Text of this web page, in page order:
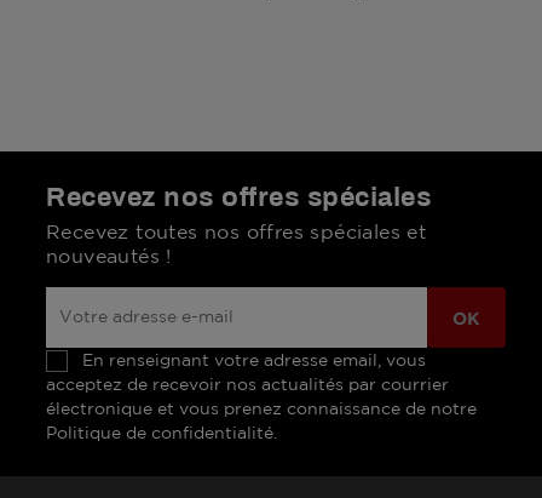
Recevez nos offres spéciales
Recevez toutes nos offres spéciales et
nouveautés !
En renseignant votre adresse email, vous
acceptez de recevoir nos actualités par courrier
électronique et vous prenez connaissance de notre
Politique de confidentialité.